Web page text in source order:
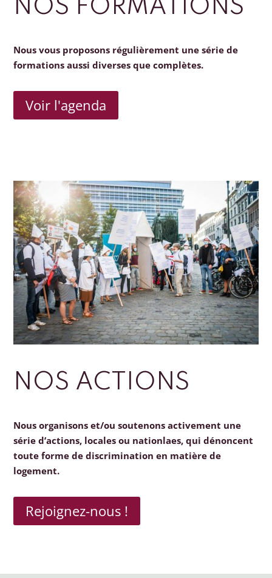
NOS FORMATIONS
Nous vous proposons régulièrement une série de
formations aussi diverses que complètes.
Voir l'agenda
NOS ACTIONS
Nous organisons et/ou soutenons activement une
série d’actions, locales ou nationlaes, qui dénoncent
toute forme de discrimination en matière de
logement.
Rejoignez-nous !